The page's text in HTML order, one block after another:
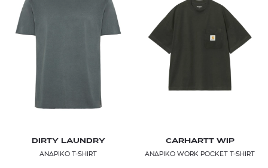
DIRTY LAUNDRY
ΑΝΔΡΙΚΟ T-SHIRT
CARHARTT WIP
ΑΝΔΡΙΚΟ WORK POCKET T-SHIRT